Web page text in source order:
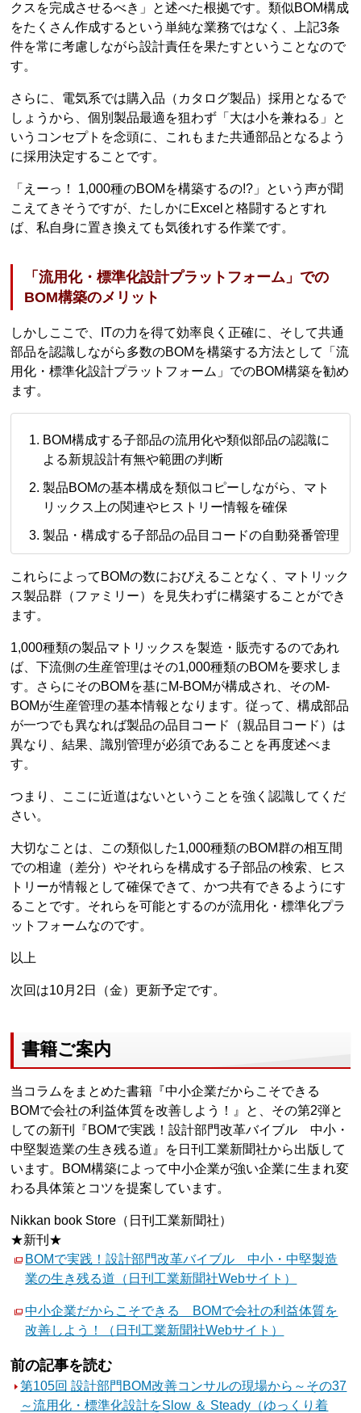
クスを完成させるべき」と述べた根拠です。類似BOM構成
をたくさん作成するという単純な業務ではなく、上記3条
件を常に考慮しながら設計責任を果たすということなので
す。
さらに、電気系では購入品（カタログ製品）採用となるで
しょうから、個別製品最適を狙わず「大は小を兼ねる」と
いうコンセプトを念頭に、これもまた共通部品となるよう
に採用決定することです。
「えーっ！ 1,000種のBOMを構築するの!?」という声が聞
こえてきそうですが、たしかにExcelと格闘するとすれ
ば、私自身に置き換えても気後れする作業です。
「流用化・標準化設計プラットフォーム」での
BOM構築のメリット
しかしここで、ITの力を得て効率良く正確に、そして共通
部品を認識しながら多数のBOMを構築する方法として「流
用化・標準化設計プラットフォーム」でのBOM構築を勧め
ます。
BOM構成する子部品の流用化や類似部品の認識に
よる新規設計有無や範囲の判断
製品BOMの基本構成を類似コピーしながら、マト
リックス上の関連やヒストリー情報を確保
製品・構成する子部品の品目コードの自動発番管理
これらによってBOMの数におびえることなく、マトリック
ス製品群（ファミリー）を見失わずに構築することができ
ます。
1,000種類の製品マトリックスを製造・販売するのであれ
ば、下流側の生産管理はその1,000種類のBOMを要求しま
す。さらにそのBOMを基にM-BOMが構成され、そのM-
BOMが生産管理の基本情報となります。従って、構成部品
が一つでも異なれば製品の品目コード（親品目コード）は
異なり、結果、識別管理が必須であることを再度述べま
す。
つまり、ここに近道はないということを強く認識してくだ
さい。
大切なことは、この類似した1,000種類のBOM群の相互間
での相違（差分）やそれらを構成する子部品の検索、ヒス
トリーが情報として確保できて、かつ共有できるようにす
ることです。それらを可能とするのが流用化・標準化プラ
ットフォームなのです。
以上
次回は10月2日（金）更新予定です。
書籍ご案内
当コラムをまとめた書籍『中小企業だからこそできる
BOMで会社の利益体質を改善しよう！』と、その第2弾と
しての新刊『BOMで実践！設計部門改革バイブル 中小・
中堅製造業の生き残る道』を日刊工業新聞社から出版して
います。BOM構築によって中小企業が強い企業に生まれ変
わる具体策とコツを提案しています。
Nikkan book Store（日刊工業新聞社）
★新刊★
BOMで実践！設計部門改革バイブル 中小・中堅製造
業の生き残る道（日刊工業新聞社Webサイト）
中小企業だからこそできる BOMで会社の利益体質を
改善しよう！（日刊工業新聞社Webサイト）
前の記事を読む
第105回 設計部門BOM改善コンサルの現場から～その37
～流用化・標準化設計をSlow ＆ Steady（ゆっくり着